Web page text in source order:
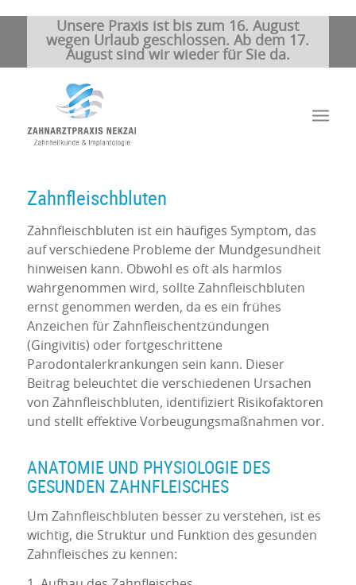
Unsere Praxis ist bis zum 16. August
wegen Urlaub geschlossen. Ab dem 17.
August sind wir wieder für Sie da.
Zahnfleischbluten
Zahnfleischbluten ist ein häufiges Symptom, das
auf verschiedene Probleme der Mundgesundheit
hinweisen kann. Obwohl es oft als harmlos
wahrgenommen wird, sollte Zahnfleischbluten
ernst genommen werden, da es ein frühes
Anzeichen für Zahnfleischentzündungen
(Gingivitis) oder fortgeschrittene
Parodontalerkrankungen sein kann. Dieser
Beitrag beleuchtet die verschiedenen Ursachen
von Zahnfleischbluten, identifiziert Risikofaktoren
und stellt effektive Vorbeugungsmaßnahmen vor.
ANATOMIE UND PHYSIOLOGIE DES
GESUNDEN ZAHNFLEISCHES
Um Zahnfleischbluten besser zu verstehen, ist es
wichtig, die Struktur und Funktion des gesunden
Zahnfleisches zu kennen: